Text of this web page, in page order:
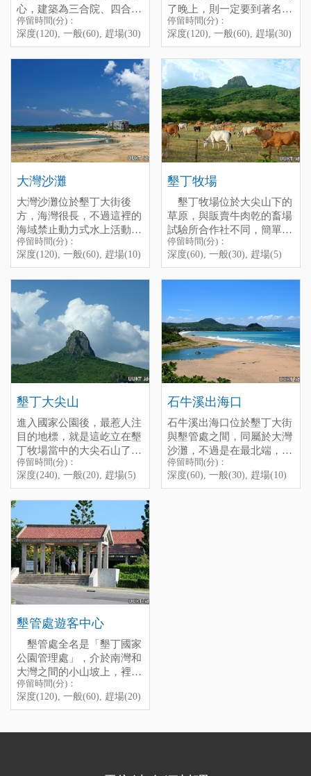
頁
電話：(08)886-1211
地址：屏東縣恆春鎮墾丁里
停留時間(分)：深度(300),
[標籤：收費 生態 需停車費
停留時間(分)：深度(120),
一般(60), 趕場(10)
[標籤：夜遊 防曬 生態 免費
戲水 必遊 浮潛 ]
心，建築為三合院、四合院
為主，還有仿照台灣傳統書
院的建築，真的是古色古
香，很有特色。
另外，活動中心裡還有一
條濱海步道，最著名的地標
就是「青蛙石」了。其中還
有由貝殼屑形成的「情人
灘」，貝殼很美，撿累了睡
個午覺也不錯哦！
電話:(08)886-1221~4
傳真:(08)886-1110
屏東縣946恆春鎮墾丁路17
號
停留時間(分)：深度(120),
一般(60), 趕場(30)
[標籤：收費 防曬 古蹟 生態
地標 ]
停留時間(分)：
深度(120), 一般(60), 趕場(30)
了晚上，則一定要到著名的
墾丁大街好好逛逛不可！墾
丁大街白天是台26線的主要
道路，晚上就被攤販和行人
盤據，彷彿不夜城一般。其
實整個墾丁方圓不過一公里
以內，也是個剛剛好都可以
步行繞個一圈的範圍。
原本安靜的墾丁街，每到了
夜晚，則搖身一變，擠滿了
各式各樣的攤販和觀光客，
彷彿不夜城般，來到此地，
你可以享受各種美味的小
吃，或是選購一些墾丁紀念
品，又或者挑間你喜歡的酒
吧，坐下來喝杯調酒，感受
這個地方的熱情與活力。
Kenting Night Market
After enjoying the beautiful
scenery of Kening on the
daytime, l think there is one
more place you shouId visit
at the night-"Kenting Night
Market", Iocated at Kenting
Main Street, there are many
vendors and visitors on the
street, you can have some
speciaI traditional food here,
it is aIso a good idea to have
停留時間(分)：深度(120),
一般(60), 趕場(30)
[標籤：夜遊 免費 必遊 ]
停留時間(分)：
深度(120), 一般(60), 趕場(30)
大灣沙灘
大灣沙灘位於墾丁大街後
方，海灣很長，不過這裡的
海域禁止動力式水上活動，
所以看不見各種水上摩托
車，人潮也因此比較少，不
過這裡的景色倒是很不錯，
個不錯的選擇，可以欣賞漂
亮的夕陽。
在大灣旁還有一座八寶公主
難於此的一位荷蘭公主，是
只有本地才有的廟宇，十分
特別。
Dawan
Dawan Beach is located
behind Kenting Street, the
bay line is quite Iong, but it
is not aIIowed to play any
water recreations with engine
why there are usually onIy a
few visitors in Dawan, but
the landscape here is nice, l
think it is a good idea to
stroII along the beach and
enjoy the beautiful scenery
at sunset.
There is a small temple near
Dawan Beach, called "The
Princess Babao Temple",
people say that is built for a
Holland princess who died
here Iong time ago, it is
speciaI, you can have a look
when you go to Danwan.
一般(60), 趕場(10)
[標籤：防曬 免費 戲水 ]
停留時間(分)：
深度(120), 一般(60), 趕場(10)
墾丁牧場
墾丁牧場位於大尖山下的
草原，與販賣牛肉乾的畜場
試驗所合作社不同，簡單的
說就是實際放牧牛隻的草
原，也是玩牛的的好地方。
幸運的話，還可以看到這邊
停留時間(分)：深度(60), 一
般(30), 趕場(5)
[標籤：防曬 生態 免費 ]
停留時間(分)：
深度(60), 一般(30), 趕場(5)
墾丁大尖山
進入國家公園後，最惹人注
目的地標，就是這屹立在墾
丁牧場當中的大尖石山了。
西至南灣東到鵝鑾鼻，只要
一抬頭，就可望見它那尖聳
的身影。
其實大尖山的海拔不過318
公尺而已，只因四周地形過
於低緩，因此才有鶴立雞群
的感覺。由砂岩和頁岩礫石
塊構成的大尖山，是地質長
期侵蝕而後突露的結果。目
前大尖山的登山口有兩處，
從牧場出發，由東邊登頂來
回約需1個半小時；由西邊
登頂的話，則需2個半小
時，均屬相當輕鬆的路程。
登頂後整個恆春半島的景觀
盡入眼底，一覽無遺。 不
過目前已禁止攀爬，違者國
家公園警察會處以罰款。
Da Jian Shan Ranch
There is a speciaI landmark
in Kenting National Park -
Da Jian Shan Mt., aIthough
the meter above sea leveI of
it is only 318, the lands
around is much Iower,
makes it look like very high,
you can easily to see it no
matter from Nanwan Bay or
Eluanbi Lighthouse.
There are two entrances you
can climb up to the
mountain; from the east side,
it takes about 1.5 hrs, from
the west side, it takes about
2.5 hrs, you can enjoy the
scenery of whole of
Hengchun Peninsula from
Unfortunately, because it is
too dangerous, now it is not
aIIow to climb it.
停留時間(分)：
深度(240), 一般(20), 趕場(5)
石牛溪出海口
石牛溪出海口位於墾丁大街
與墾管處之間，同屬於大灣
沙灘，不過是在最北端，是
很多車輛經過都忍不住看一
眼的地方。石牛溪在冬天枯
水期會因為海砂堆積而成沒
Shinuixi Estuary
Shinuixi Estuary is Iocated
停留時間(分)：
深度(60), 一般(30), 趕場(10)
墾管處遊客中心
墾管處全名是「墾丁國家
公園管理處」，介於南灣和
大灣之間的小山坡上，裡頭
很完整的介紹「墾丁國家公
園」裡的種種資源，對於想
了解墾丁的人，可以說是一
停留時間(分)：
深度(120), 一般(60), 趕場(20)